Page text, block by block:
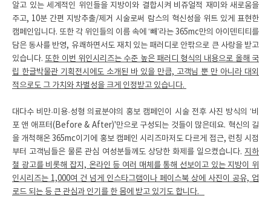
알고 있는 세계적인 위인들을 지방이와 결합시켜 비쥬얼적 재미와 새로움을
주고, 10분 간편 지방추출/제거 시술로써 람스의 혁신성을 위트 있게 표현한
캠페인입니다. 또한 각 위인들의 이름 속에 ‘빼’라는 365mc만의 아이덴티티를
담은 동사를 반영, 유쾌하면서도 재치 있는 패러디로 안팎으로 큰 사랑을 받고
있습니다. 또한 이번 위인시리즈는 수준 높은 패러디 형식의 내용으로 올해 국
립 한글박물관 기획전시에도 소개된 바 있을 만큼, 고객님 뿐 만 아니라 대외
적으로도 그 가치와 차별성을 크게 인정받고 있습니다.
대다수 비만·미용·성형 의료분야의 홍보 캠페인이 시술 전후 사진 방식의 ‘비
포 앤 애프터(Before & After)'만으로 구성되는 것들이 많은데요. 혁신의 길
을 개척해온 365mc이기에 홍보 캠페인 시리즈마저도 다르게 접근, 런칭 시점
부터 고객님들은 물론 관심 여성분들께도 상당한 화제를 일으켰습니다. 지하
철 광고를 비롯해 잡지, 온라인 등 여러 매체를 통해 선보이고 있는 지방이 위
인시리즈는 1,000여 건 넘게 인스타그램이나 페이스북 상에 사진이 공유, 업
로드 되는 등 큰 관심과 인기를 한 몸에 받고 있기도 합니다.